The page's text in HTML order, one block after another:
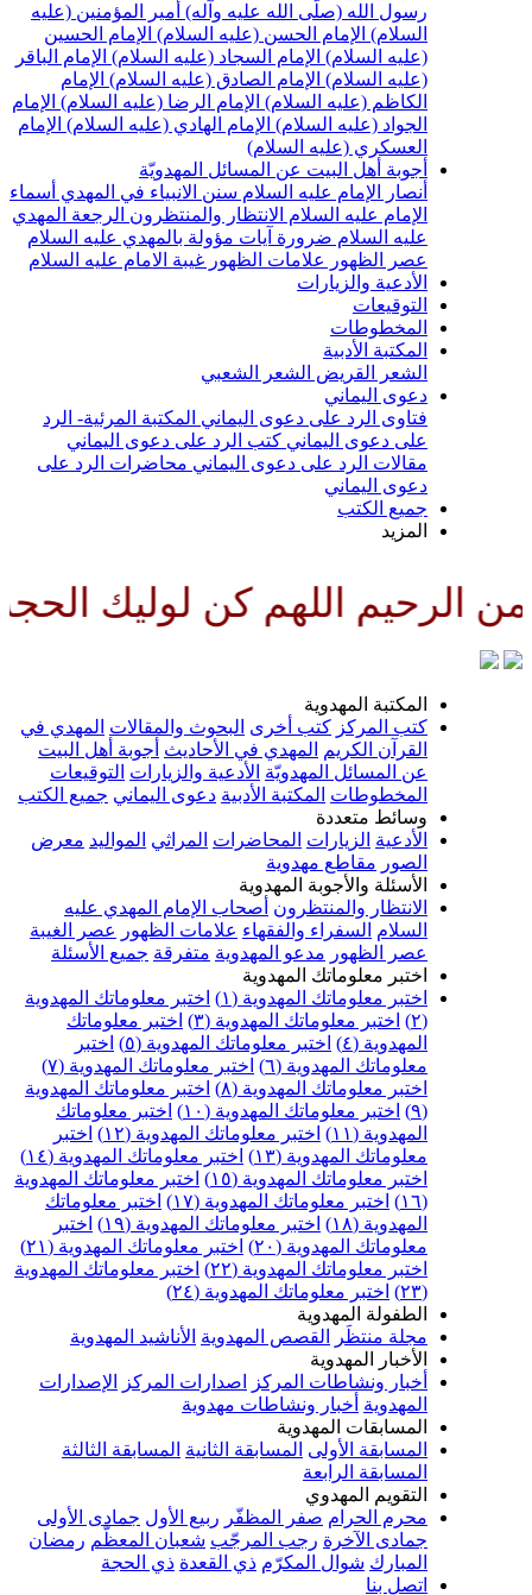
الله (صلّى الله عليه وآله) أمير المؤمنين (عليه
الإمام الحسن (عليه السلام) الإمام الحسين
الإمام السجاد (عليه السلام) الإمام الباقر
الإمام الصادق (عليه السلام) الإمام
(عليه السلام) الإمام الرضا (عليه السلام) الإمام
(عليه السلام) الإمام الهادي (عليه السلام) الإمام
(عليه السلام)
أهل البيت عن المسائل المهدويّة
الإمام عليه السلامسنن الانبياء في المهديأسماء
عليه السلامالانتظار والمنتظرونالرجعةالمهدي
السلام ضرورة آيات مؤولة بالمهدي عليه السلام
علامات الظهورغيبة الامام عليه السلام
والزيارات
الأدبية
الشعر الشعبي
اليماني
الرد على دعوى اليماني المكتبة المرئية- الرد
دعوى اليماني كتب الرد على دعوى اليماني
الرد على دعوى اليماني محاضرات الرد على
كن لوليك الحجة بن
المهدوية
كتب أخرى البحوث والمقالات المهدي في
المهدي في الأحاديث أجوبة أهل البيت
المسائل المهدويّة الأدعية والزيارات التوقيعات
المكتبة الأدبية دعوى اليماني جميع الكتب
متعددة
الزيارات المحاضرات المراثي المواليد معرض
مقاطع مهدوية
والأجوبة المهدوية
والمنتظرون أصحاب الإمام المهدي عليه
السفراء والفقهاء علامات الظهور عصر الغيبة
مدعو المهدوية متفرقة جميع الأسئلة
معلوماتك المهدوية
معلوماتك المهدوية (١)
اختبر معلوماتك المهدوية
اختبر معلوماتك المهدوية (٣)
اختبر معلوماتك
اختبر معلوماتك المهدوية (٥)
اختبر
المهدوية (٦)
اختبر معلوماتك المهدوية (٧)
معلوماتك المهدوية (٨)
اختبر معلوماتك المهدوية
اختبر معلوماتك المهدوية (١٠)
اختبر معلوماتك
اختبر معلوماتك المهدوية (١٢)
اختبر
المهدوية (١٣)
اختبر معلوماتك المهدوية (١٤)
معلوماتك المهدوية (١٥)
اختبر معلوماتك المهدوية
اختبر معلوماتك المهدوية (١٧)
اختبر معلوماتك
اختبر معلوماتك المهدوية (١٩)
اختبر
المهدوية (٢٠)
اختبر معلوماتك المهدوية (٢١)
معلوماتك المهدوية (٢٢)
اختبر معلوماتك المهدوية
اختبر معلوماتك المهدوية (٢٤)
المهدوية
منتظَر
القصص المهدوية الأناشيد المهدوية
المهدوية
ونشاطات المركز اصدارات المركز الإصدارات
أخبار ونشاطات مهدوية
المهدوية
الأولى المسابقة الثانية المسابقة الثالثة
الرابعة
المهدوي
الحرام
صفر المظفّر ربيع الأول جمادى الأولى
رجب المرجّب شعبان المعظّم رمضان
شوال المكرّم ذي القعدة ذي الحجة